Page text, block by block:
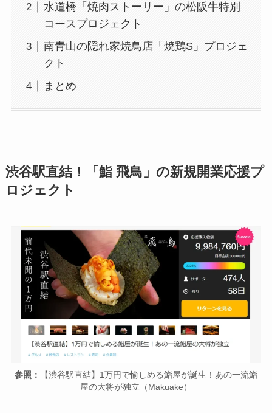
水道橋「焼肉ストーリー」の松阪牛特別
コースプロジェクト
南青山の隠れ家焼鳥店「焼鶏S」プロジェ
クト
まとめ
渋谷駅直結！「鮨 飛鳥」の新規開業応援プ
ロジェクト
参照：
【渋谷駅直結】1万円で愉しめる鮨屋が誕生！あの一流鮨
屋の大将が独立（Makuake）